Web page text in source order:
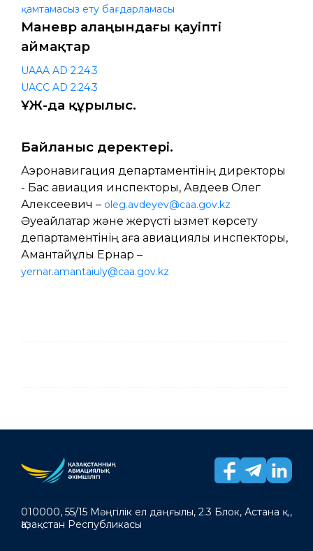
қамтамасыз ету бағдарламасы
Маневр алаңындағы қауіпті
аймақтар
UAAA AD 2.24.3
UACC AD 2.24.3
ҰҚЖ-да құрылыс.
Байланыс деректері.
Аэронавигация департаментінің директоры
- Бас авиация инспекторы, Авдеев Олег
Алексеевич – oleg.avdeyev@caa.gov.kz
Әуеайлақтар және жерүсті қызмет көрсету
департаментінің аға авиациялық инспекторы,
Амантайұлы Ернар –
yernar.amantaiuly@caa.gov.kz
010000, 55/15 Мәңгілік ел даңғылы, 2.3 Блок, Астана қ.,
Қазақстан Республикасы